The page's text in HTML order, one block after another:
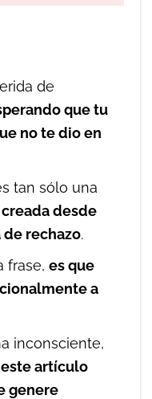
de
que tu
no te dio en
tan sólo una
desde
de rechazo.
frase, es que
a
inconsciente,
artículo
genere